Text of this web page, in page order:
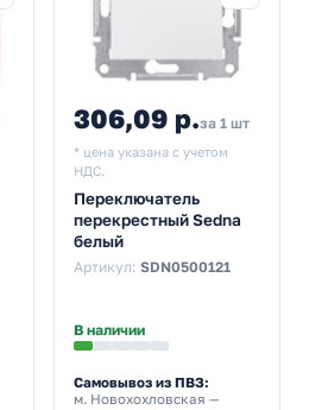
306,09 р.за 1 шт
* цена указана с учетом
НДС.
Переключатель
перекрестный Sedna
белый
Артикул: SDN0500121
В наличии
Самовывоз из ПВЗ:
м. Новохохловская —